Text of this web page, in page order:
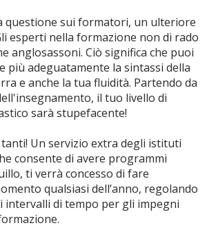
questione sui formatori, un ulteriore
esperti nella formazione non di rado
anglosassoni. Ciò significa che puoi
più adeguatamente la sintassi della
e anche la tua fluidità. Partendo da
il tuo livello di
sarà stupefacente!
Un servizio extra degli istituti
consente di avere programmi
ti verrà concesso di fare
qualsiasi dell’anno, regolando
intervalli di tempo per gli impegni